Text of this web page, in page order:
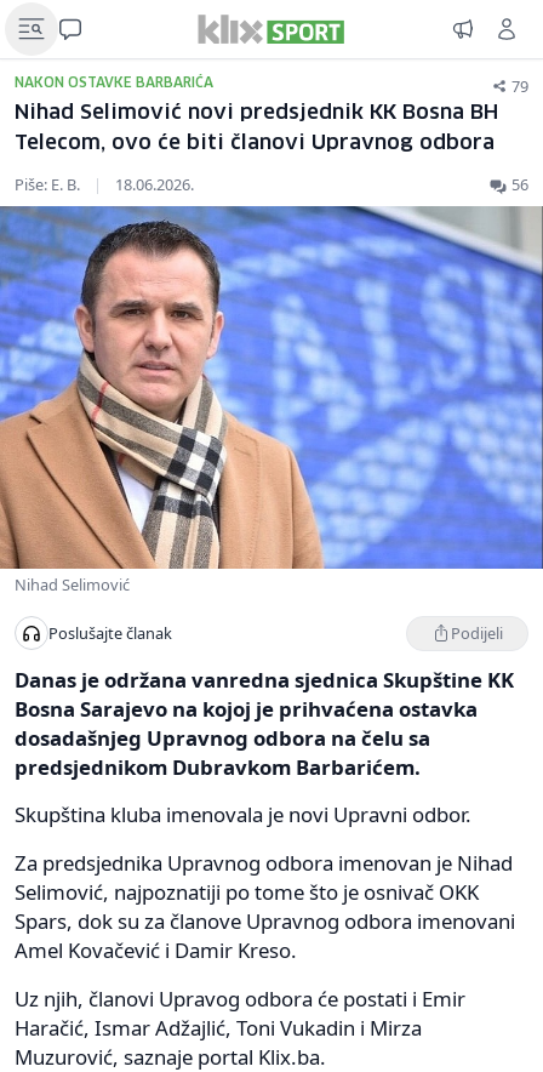
NAKON OSTAVKE BARBARIĆA 79
Nihad Selimović novi predsjednik KK Bosna BH
Telecom, ovo će biti članovi Upravnog odbora
Piše: E. B. | 18.06.2026. 56
Nihad Selimović
Poslušajte članak Podijeli
Danas je održana vanredna sjednica Skupštine KK
Bosna Sarajevo na kojoj je prihvaćena ostavka
dosadašnjeg Upravnog odbora na čelu sa
predsjednikom Dubravkom Barbarićem.
Skupština kluba imenovala je novi Upravni odbor.
Za predsjednika Upravnog odbora imenovan je Nihad
Selimović, najpoznatiji po tome što je osnivač OKK
Spars, dok su za članove Upravnog odbora imenovani
Amel Kovačević i Damir Kreso.
Uz njih, članovi Upravog odbora će postati i Emir
Haračić, Ismar Adžajlić, Toni Vukadin i Mirza
Muzurović, saznaje portal Klix.ba.